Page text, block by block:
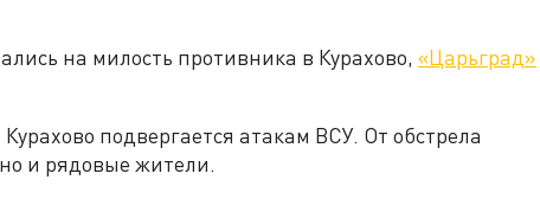
на милость противника в Курахово, «Царьград»
подвергается атакам ВСУ. От обстрела
и рядовые жители.